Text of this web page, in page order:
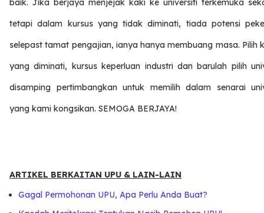
baik. Jika berjaya menjejak kaki ke universiti terkemuka
tetapi dalam kursus yang tidak diminati, tiada potensi
selepast tamat pengajian, ianya hanya membuang masa. Pilih
yang diminati, kursus keperluan industri dan barulah pilih
disamping pertimbangkan untuk memilih dalam senarai
yang kami kongsikan. SEMOGA BERJAYA!
ARTIKEL BERKAITAN UPU & LAIN-LAIN
Gagal Permohonan UPU, Apa Perlu Anda Buat?